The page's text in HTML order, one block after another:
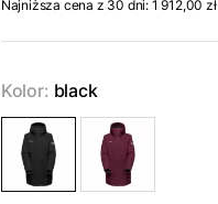
Najniższa cena z 30 dni: 1 912,00 zł
Kolor: black